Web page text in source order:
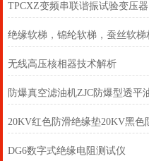
无线高压核相器技术解析
DG6数字式绝缘电阻测试仪